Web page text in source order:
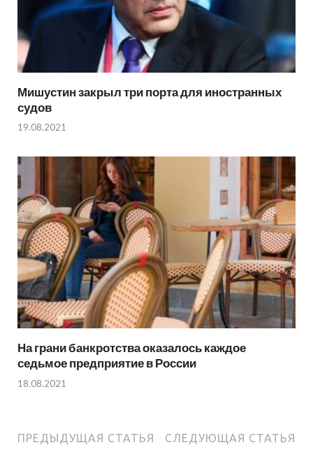
Мишустин закрыл три порта для иностранных
судов
19.08.2021
На грани банкротства оказалось каждое
седьмое предприятие в России
18.08.2021
ПРЕДЫДУЩАЯ СТАТЬЯ СЛЕДУЮЩАЯ СТАТЬЯ